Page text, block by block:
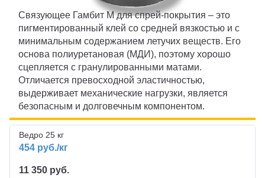
Связующее Гамбит М для спрей-покрытия – это
пигментированный клей со средней вязкостью и с
минимальным содержанием летучих веществ. Его
основа полиуретановая (МДИ), поэтому хорошо
сцепляется с гранулированными матами.
Отличается превосходной эластичностью,
выдерживает механические нагрузки, является
безопасным и долговечным компонентом.
454 руб./кг
Ведро 25 кг
11 350 руб.